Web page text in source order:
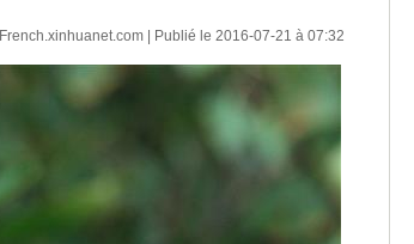
French.xinhuanet.com| Publié le 2016-07-21 à 07:32